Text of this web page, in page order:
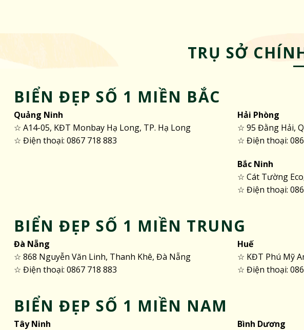
TRỤ SỞ
BIỂN ĐẸP SỐ 1 MIỀN BẮC
Quảng Ninh
☆ A14-05, KĐT Monbay Hạ Long, TP. Hạ Long
☆ Điện thoại: 0867 718 883
Hải Phòng
☆ 95 Đằng Hải,
☆ Điện thoại:
Bắc Ninh
☆ Cát Tường
☆ Điện thoại:
BIỂN ĐẸP SỐ 1 MIỀN TRUNG
Đà Nẵng
☆ 868 Nguyễn Văn Linh, Thanh Khê, Đà Nẵng
☆ Điện thoại: 0867 718 883
Huế
☆ KĐT Phú Mỹ
☆ Điện thoại:
BIỂN ĐẸP SỐ 1 MIỀN NAM
Tây Ninh
Bình Dương